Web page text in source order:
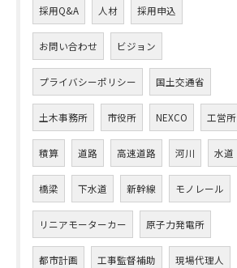
採用Q&A 人材 採用申込
お問い合わせ ビジョン
プライバシーポリシー 国土交通省
土木事務所 市役所 NEXCO 工営所
積算 道路 高速道路 河川 水道
橋梁 下水道 新幹線 モノレール
リニアモーターカー 原子力発電所
都市計画 工事監督補助 現場代理人